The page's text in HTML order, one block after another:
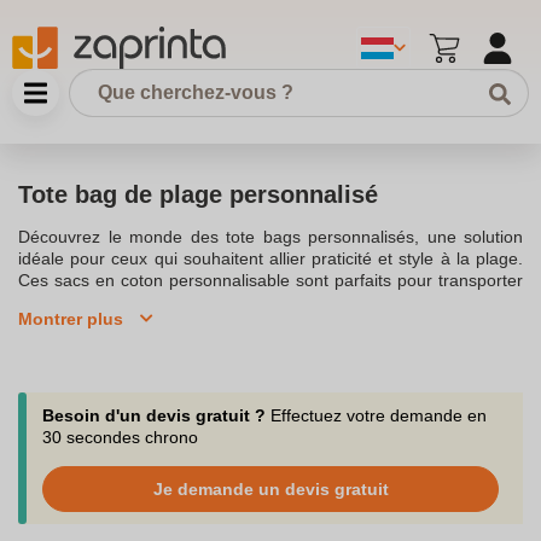
Tote bag de plage personnalisé
Découvrez le monde des tote bags personnalisés, une solution
idéale pour ceux qui souhaitent allier praticité et style à la plage.
Ces sacs en coton personnalisable sont parfaits pour transporter
optant pour un sac personnalisé en coton bio, vous faites
et local. Avec notre sélection de sacs, vous pouvez personnaliser
le tote bag avec votre logo, un message publicitaire, ou même
une broderie. Un tote bag personnalisable est un objet publicitaire
visibilité à votre marque.Les sac de plage personnalisé est non
seulement pratique mais aussi un cadeau publicitaire qui plaira à
vos clients. Vous pouvez choisir parmi une gamme de sacs
Montrer plus
Besoin d'un devis gratuit ? Effectuez votre demande en
30 secondes chrono
Je demande un devis gratuit